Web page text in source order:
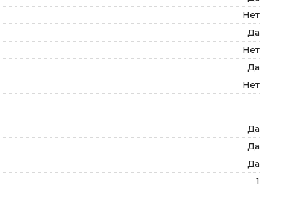
Нет
Да
Нет
Да
Нет
Да
Да
Да
1